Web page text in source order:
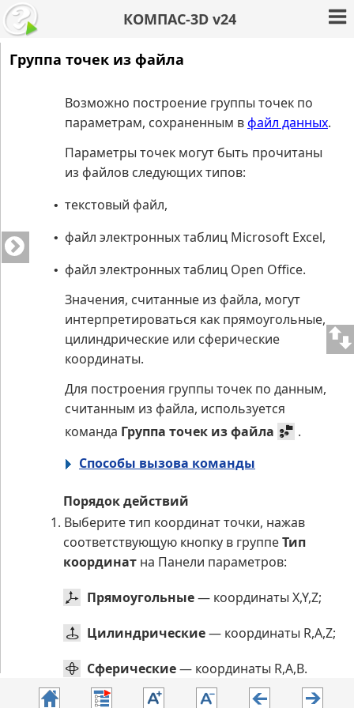
КОМПАС-3D v24
Группа точек из файла
Возможно построение группы точек по
параметрам, сохраненным вфайл данных.
Параметры точек могут быть прочитаны
из файлов следующих типов:
• текстовый файл,
• файл электронных таблиц Microsoft Excel,
• файл электронных таблиц Open Office.
Значения, считанные из файла, могут
интерпретироваться как прямоугольные,
цилиндрические или сферические
координаты.
Для построения группы точек по данным,
считанным из файла, используется
команда Группа точек из файла
.
Способы вызова команды
Порядок действий
1. Выберите тип координат точки, нажав
соответствующую кнопку в группеТип
координат на Панели параметров:
Прямоугольные— координаты X,Y,Z;
Цилиндрические— координаты R,A,Z;
Сферические— координаты R,A,B.
Подробнее о типах координат точки...